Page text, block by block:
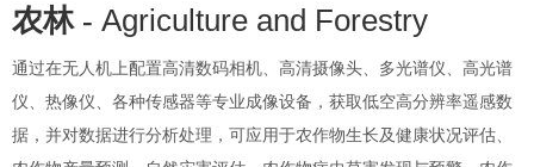
农林 - Agriculture and Forestry
通过在无人机上配置高清数码相机、高清摄像头、多光谱仪、高光谱
仪、热像仪、各种传感器等专业成像设备，获取低空高分辨率遥感数
据，并对数据进行分析处理，可应用于农作物生长及健康状况评估、